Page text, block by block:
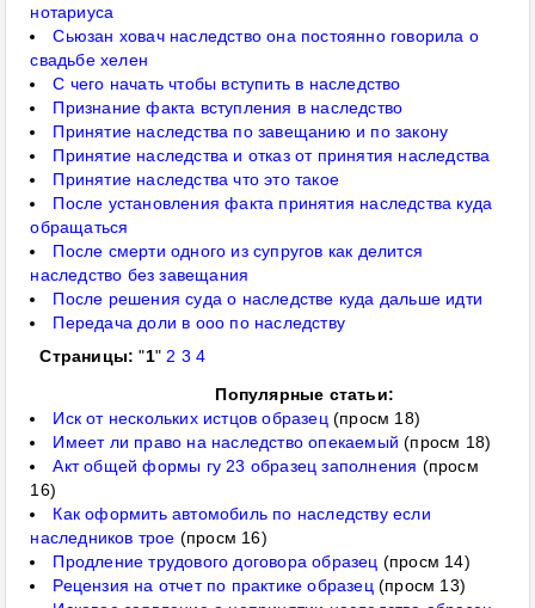
нотариуса
Сьюзан ховач наследство она постоянно говорила о
свадьбе хелен
С чего начать чтобы вступить в наследство
Признание факта вступления в наследство
Принятие наследства по завещанию и по закону
Принятие наследства и отказ от принятия наследства
Принятие наследства что это такое
После установления факта принятия наследства куда
обращаться
После смерти одного из супругов как делится
наследство без завещания
После решения суда о наследстве куда дальше идти
Передача доли в ооо по наследству
Страницы: "1"2 3 4
Популярные статьи:
Иск от нескольких истцов образец(просм 18)
Имеет ли право на наследство опекаемый (просм 18)
Акт общей формы гу 23 образец заполнения (просм
16)
Как оформить автомобиль по наследству если
наследников трое (просм 16)
Продление трудового договора образец (просм 14)
Рецензия на отчет по практике образец(просм 13)